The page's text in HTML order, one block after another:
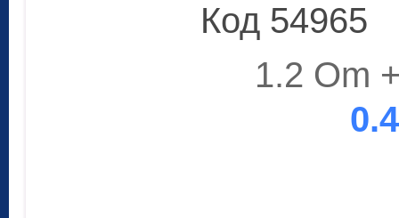
Код 54965
1.2 Om